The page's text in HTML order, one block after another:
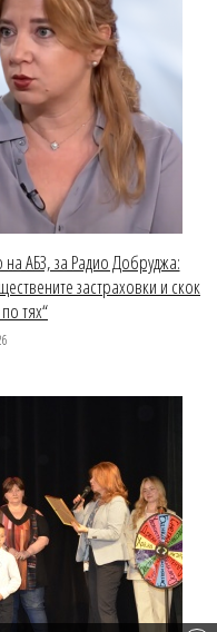
АБЗ, за Радио Добруджа:
застраховки и скок
тях“